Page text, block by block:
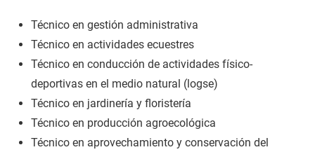
Técnico en gestión administrativa
Técnico en actividades ecuestres
Técnico en conducción de actividades físico-
deportivas en el medio natural (logse)
Técnico en jardinería y floristería
Técnico en producción agroecológica
Técnico en aprovechamiento y conservación del